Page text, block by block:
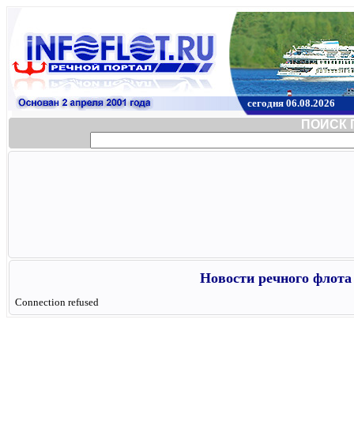
сегодня 06.08.2026
ПОИСК
Новости речного
Connection refused